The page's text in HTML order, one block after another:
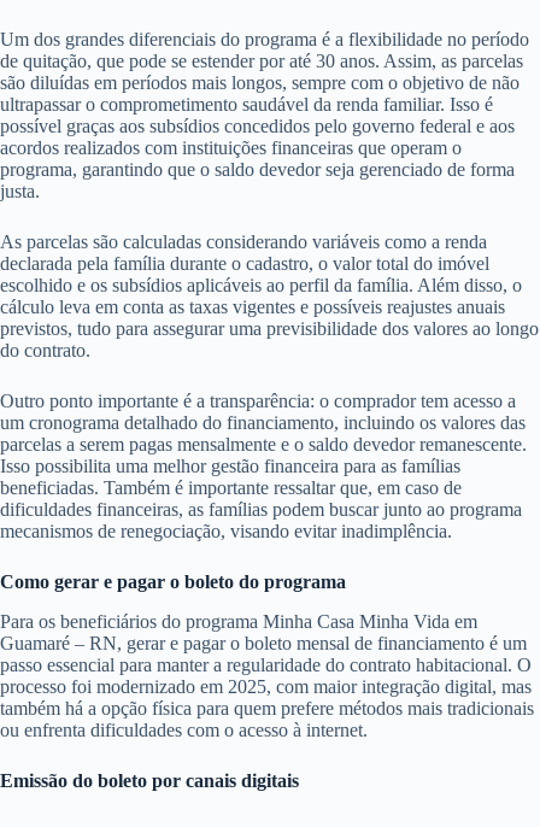
Um dos grandes diferenciais do programa é a flexibilidade no período
de quitação, que pode se estender por até 30 anos. Assim, as parcelas
são diluídas em períodos mais longos, sempre com o objetivo de não
ultrapassar o comprometimento saudável da renda familiar. Isso é
possível graças aos subsídios concedidos pelo governo federal e aos
acordos realizados com instituições financeiras que operam o
programa, garantindo que o saldo devedor seja gerenciado de forma
justa.
As parcelas são calculadas considerando variáveis como a renda
declarada pela família durante o cadastro, o valor total do imóvel
escolhido e os subsídios aplicáveis ao perfil da família. Além disso, o
cálculo leva em conta as taxas vigentes e possíveis reajustes anuais
previstos, tudo para assegurar uma previsibilidade dos valores ao longo
do contrato.
Outro ponto importante é a transparência: o comprador tem acesso a
um cronograma detalhado do financiamento, incluindo os valores das
parcelas a serem pagas mensalmente e o saldo devedor remanescente.
Isso possibilita uma melhor gestão financeira para as famílias
beneficiadas. Também é importante ressaltar que, em caso de
dificuldades financeiras, as famílias podem buscar junto ao programa
mecanismos de renegociação, visando evitar inadimplência.
Como gerar e pagar o boleto do programa
Para os beneficiários do programa Minha Casa Minha Vida em
Guamaré – RN, gerar e pagar o boleto mensal de financiamento é um
passo essencial para manter a regularidade do contrato habitacional. O
processo foi modernizado em 2025, com maior integração digital, mas
também há a opção física para quem prefere métodos mais tradicionais
ou enfrenta dificuldades com o acesso à internet.
Emissão do boleto por canais digitais